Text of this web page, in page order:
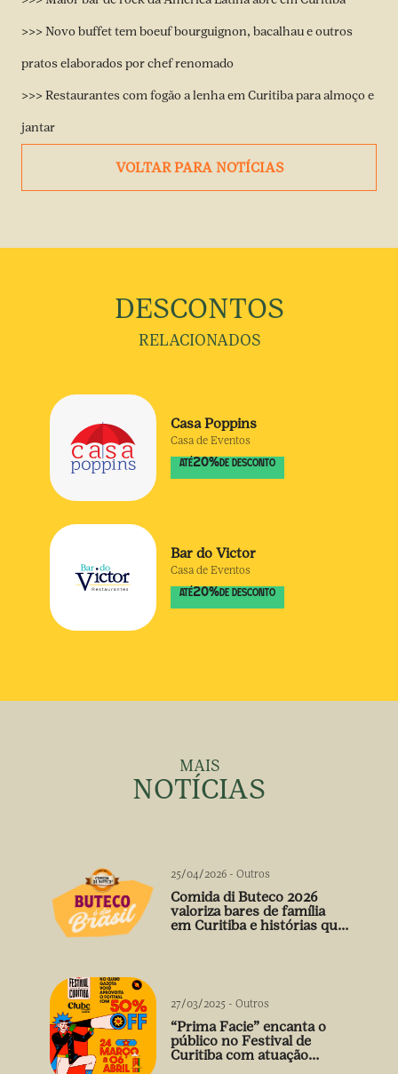
>>> Novo buffet tem boeuf bourguignon, bacalhau e outros
pratos elaborados por chef renomado
>>> Restaurantes com fogão a lenha em Curitiba para almoço e
jantar
VOLTAR PARA NOTÍCIAS
DESCONTOS
RELACIONADOS
Casa Poppins
Casa de Eventos
ATÉ20% DE DESCONTO
Bar do Victor
Casa de Eventos
ATÉ20% DE DESCONTO
MAIS
NOTÍCIAS
25/04/2026 - Outros
Comida di Buteco 2026
valoriza bares de família
em Curitiba e histórias que
27/03/2025 - Outros
“Prima Facie” encanta o
público no Festival de
Curitiba com atuação